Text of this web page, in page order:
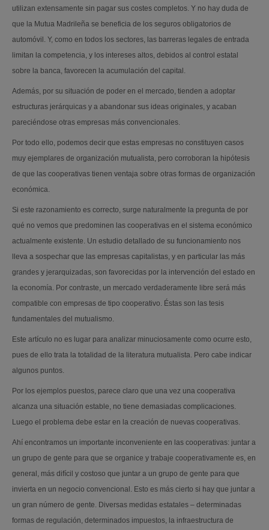
utilizan extensamente sin pagar sus costes completos. Y no hay duda de
que la Mutua Madrileña se beneficia de los seguros obligatorios de
automóvil. Y, como en todos los sectores, las barreras legales de entrada
limitan la competencia, y los intereses altos, debidos al control estatal
sobre la banca, favorecen la acumulación del capital.
Además, por su situación de poder en el mercado, tienden a adoptar
estructuras jerárquicas y a abandonar sus ideas originales, y acaban
pareciéndose otras empresas más convencionales.
Por todo ello, podemos decir que estas empresas no constituyen casos
muy ejemplares de organización mutualista, pero corroboran la hipótesis
de que las cooperativas tienen ventaja sobre otras formas de organización
económica.
Si este razonamiento es correcto, surge naturalmente la pregunta de por
qué no vemos que predominen las cooperativas en el sistema económico
actualmente existente. Un estudio detallado de su funcionamiento nos
lleva a sospechar que las empresas capitalistas, y en particular las más
grandes y jerarquizadas, son favorecidas por la intervención del estado en
la economía. Por contraste, un mercado verdaderamente libre será más
compatible con empresas de tipo cooperativo. Éstas son las tesis
fundamentales del mutualismo.
Este artículo no es lugar para analizar minuciosamente como ocurre esto,
pues de ello trata la totalidad de la literatura mutualista. Pero cabe indicar
algunos puntos.
Por los ejemplos puestos, parece claro que una vez una cooperativa
alcanza una situación estable, no tiene demasiadas complicaciones.
Luego el problema debe estar en la creación de nuevas cooperativas.
Ahí encontramos un importante inconveniente en las cooperativas: juntar a
un grupo de gente para que se organice y trabaje cooperativamente es, en
general, más difícil y costoso que juntar a un grupo de gente para que
invierta en un negocio convencional. Esto es más cierto si hay que juntar a
un gran número de gente. Diversas medidas estatales – determinadas
formas de regulación, determinados impuestos, la infraestructura de